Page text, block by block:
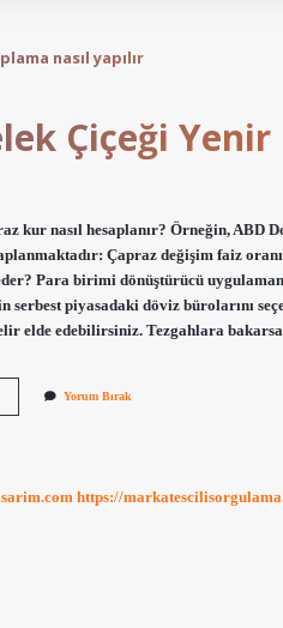
nasıl yapılır
Çiçeği
kur nasıl hesaplanır? Örneğin, ABD
Çapraz değişim faiz
Para birimi dönüştürücü
serbest piyasadaki döviz bürolarını
elde edebilirsiniz. Tezgahlara
Çarkıfelek
Yorum Bırak
https://